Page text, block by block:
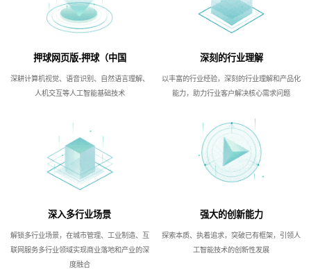
押球网页版-押球（中国
深耕计算机视觉、语音识别、自然语言理解、
人机交互等人工智能基础技术
深刻的行业理解
以丰富的行业经验，深刻的行业理解和产品化
能力，助力行业客户解决核心需求问题
深入多行业场景
解锁多行业场景，在城市管理、工业制造、互
联网服务多行业领域实现商业落地和产业的深
度融合
强大的创新能力
探索本质、执着追求，突破已有框架，引领人
工智能技术的创新性发展